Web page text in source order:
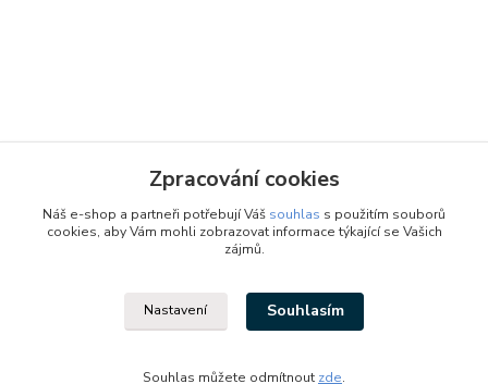
Vytvořeno na
Eshop-rychle.cz
Zpracování cookies
Náš e-shop a partneři potřebují Váš souhlas s použitím souborů
cookies, aby Vám mohli zobrazovat informace týkající se Vašich
zájmů.
Nastavení Souhlasím
Souhlas můžete odmítnout zde.